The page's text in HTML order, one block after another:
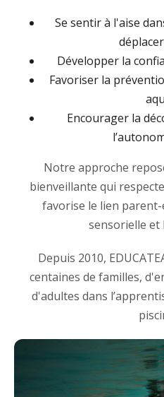
Se sentir à l'aise
Développer la
Favoriser la
Encourager la
Notre approche
bienveillante qui
favorise le lien
sensorielle et
Depuis 2010,
centaines de familles,
d'adultes dans